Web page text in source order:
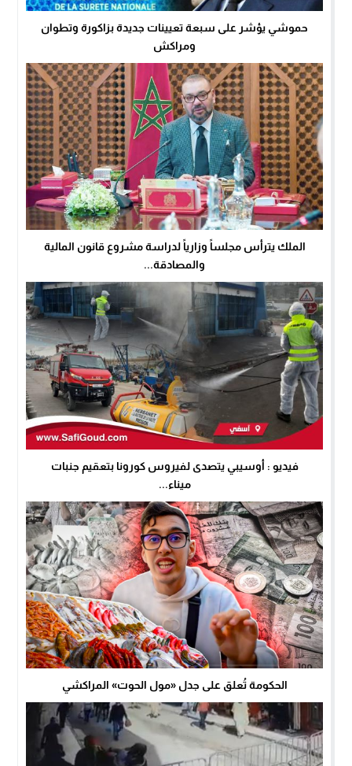
حموشي يؤشر على سبعة تعيينات جديدة بزاكورة وتطوان
ومراكش
الملك يترأس مجلساً وزارياً لدراسة مشروع قانون المالية
والمصادقة...
فيديو : أوسيبي يتصدى لفيروس كورونا بتعقيم جنبات
ميناء...
الحكومة تُعلق على جدل «مول الحوت» المراكشي